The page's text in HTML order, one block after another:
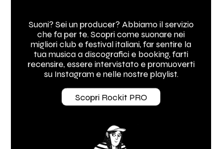
Suoni? Sei un producer? Abbiamo il servizio
che fa per te. Scopri come suonare nei
migliori club e festival italiani, far sentire la
tua musica a discografici e booking, farti
recensire, essere intervistato e promuoverti
su Instagram e nelle nostre playlist.
Scopri Rockit PRO